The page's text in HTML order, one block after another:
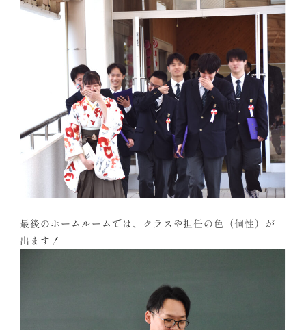
最後のホームルームでは、クラスや担任の色（個性）が
出ます！